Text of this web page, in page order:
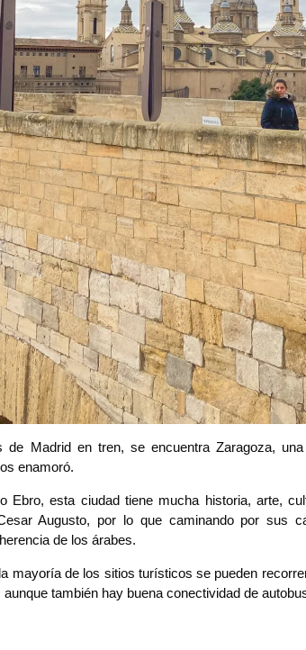
de Madrid en tren, se encuentra Zaragoza,
enamoró.
Ebro, esta ciudad tiene mucha historia, arte,
Augusto, por lo que caminando por sus
de los árabes.
mayoría de los sitios turísticos se pueden
también hay buena conectividad de